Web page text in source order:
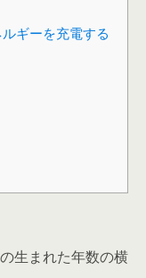
ギーを充電する
生まれた年数の横